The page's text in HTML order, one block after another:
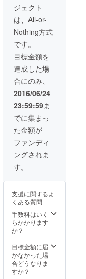
る資格（ランク
A：無制限） ・
記念冊子、『江
戸の町』特注ハ
コスコ ・『江戸
の町VR』ソフト
(PCダウンロー
ド版） ・お礼
メール、
CAMPFIREメッ
セージでの開発
状況報告
ジェクトの特設
サイトに企業リ
ンクバナー掲載
（大） =-=-=-=-
=-=-=-=-=-=-=-=-
=-=-=-=-=-=-=-=-
=-=-=-=-=-=-= ・
エンドロールに
スペシャルサン
クスとして記名
・作品内ののぼ
名 ・特定の区
画、屋敷に入れ
る資格（ランク
A：無制限） ・
記念冊子、『江
コスコ ・『江戸
の町VR』ソフト
(PCダウンロー
ド版） ・お礼
メール、
CAMPFIREメッ
セージでの開発
状況報告
ジェクト
は、All-or-
Nothing方式
です。
目標金額を
達成した場
合にのみ、
2016/06/24
23:59:59ま
でに集まっ
た金額が
ファンディ
ングされま
す。
支援に関するよ
くある質問
手数料はいく
らかかります
か？
目標金額に届
かなかった場
合どうなりま
すか？